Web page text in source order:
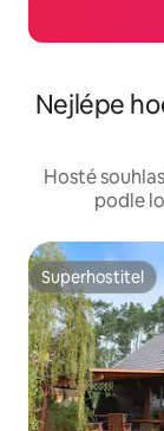
Nejlépe
Hosté
podle
Superhostitel
Superhostitel